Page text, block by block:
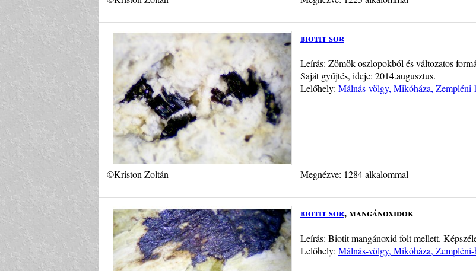
biotit sor
Leírás: Zömök oszlopokból és változatos
Saját gyűjtés, ideje: 2014.augusztus.
Lelőhely: Málnás-völgy, Mikóháza,
©Kriston Zoltán Megnézve: 1284 alkalommal
biotit sor, mangánoxidok
Leírás: Biotit mangánoxid folt mellett.
Lelőhely: Málnás-völgy, Mikóháza,